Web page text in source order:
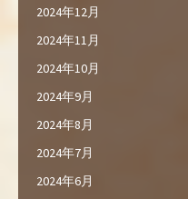
2024年12月
2024年11月
2024年10月
2024年9月
2024年8月
2024年7月
2024年6月